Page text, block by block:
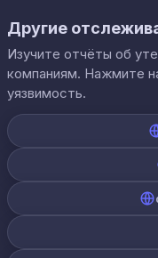
Другие
Изучите отчёты об
компаниям. Нажмите
уязвимость.